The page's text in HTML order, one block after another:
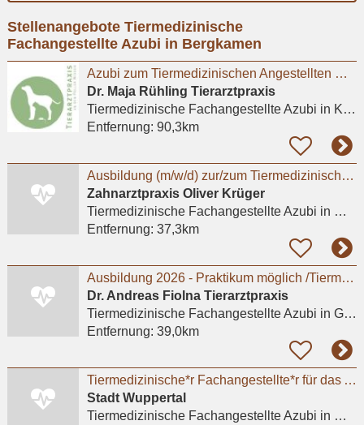
eingeben
Stellenangebote Tiermedizinische
Fachangestellte Azubi in Bergkamen
Azubi zum Tiermedizinischen Angestellten m/w/d in Kleintierpraxis Köln Poll gesucht
Dr. Maja Rühling Tierarztpraxis
Tiermedizinische Fachangestellte Azubi in Köln
Entfernung: 90,3km
Ausbildung (m/w/d) zur/zum Tiermedizinischen Fachangestellten
Zahnarztpraxis Oliver Krüger
Tiermedizinische Fachangestellte Azubi in Münster, Roxel
Entfernung: 37,3km
Ausbildung 2026 - Praktikum möglich /Tiermedizinische Fachangestellte m/w/d
Dr. Andreas Fiolna Tierarztpraxis
Tiermedizinische Fachangestellte Azubi in Gelsenkirchen
Entfernung: 39,0km
Tiermedizinische*r Fachangestellte*r für das Ausbildungsjahr 2026
Stadt Wuppertal
Tiermedizinische Fachangestellte Azubi in Wuppertal, Barmen